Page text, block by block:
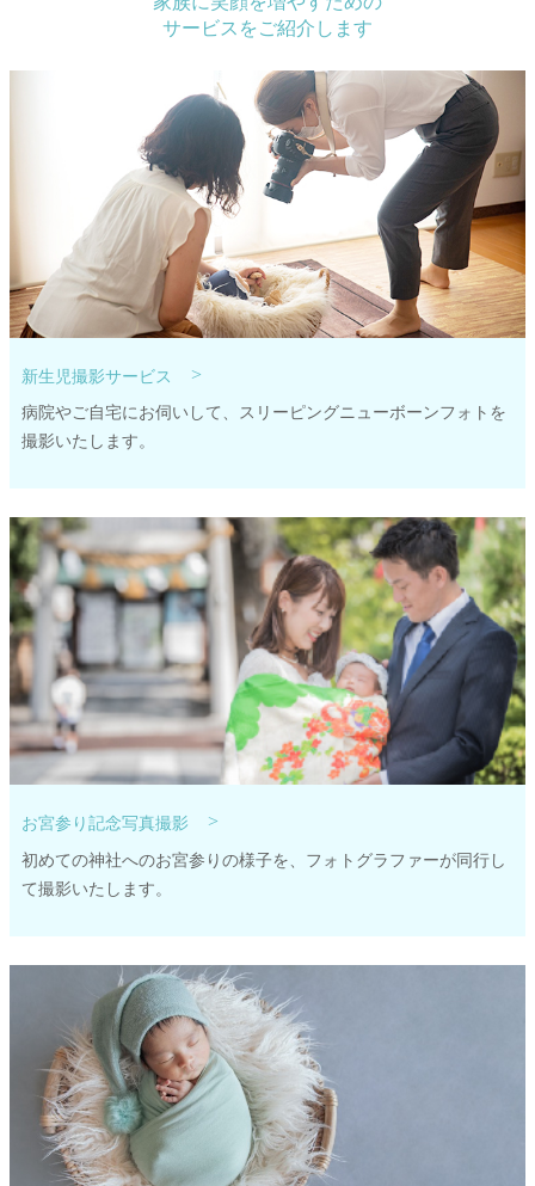
サービスをご紹介します
新生児撮影サービス >
病院やご自宅にお伺いして、スリーピングニューボーンフォトを
撮影いたします。
お宮参り記念写真撮影 >
初めての神社へのお宮参りの様子を、フォトグラファーが同行し
て撮影いたします。